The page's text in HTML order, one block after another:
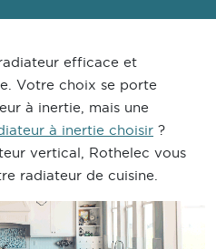
efficace et
Votre choix se porte
à inertie, mais une
à inertie choisir ?
vertical, Rothelec vous
radiateur de cuisine.